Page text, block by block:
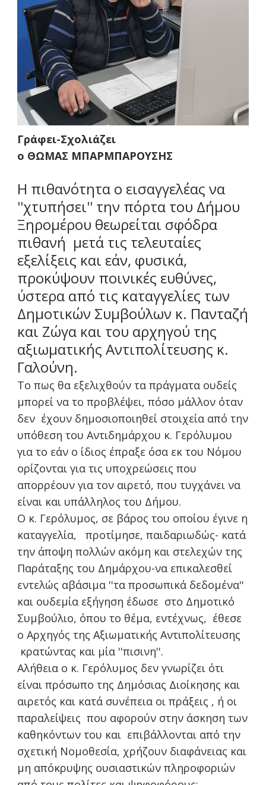
Γράφει-Σχολιάζει
ο ΘΩΜΑΣ ΜΠΑΡΜΠΑΡΟΥΣΗΣ
Η πιθανότητα ο εισαγγελέας να
''χτυπήσει'' την πόρτα του Δήμου
Ξηρομέρου θεωρείται σφόδρα
πιθανή μετά τις τελευταίες
εξελίξεις και εάν, φυσικά,
προκύψουν ποινικές ευθύνες,
ύστερα από τις καταγγελίες των
Δημοτικών Συμβούλων κ. Πανταζή
και Ζώγα και του αρχηγού της
αξιωματικής Αντιπολίτευσης κ.
Γαλούνη.
Το πως θα εξελιχθούν τα πράγματα ουδείς
μπορεί να το προβλέψει, πόσο μάλλον όταν
δεν έχουν δημοσιοποιηθεί στοιχεία από την
υπόθεση του Αντιδημάρχου κ. Γερόλυμου
για το εάν ο ίδιος έπραξε όσα εκ του Νόμου
ορίζονται για τις υποχρεώσεις που
απορρέουν για τον αιρετό, που τυγχάνει να
είναι και υπάλληλος του Δήμου.
Ο κ. Γερόλυμος, σε βάρος του οποίου έγινε η
καταγγελία, προτίμησε, παιδαριωδώς- κατά
την άποψη πολλών ακόμη και στελεχών της
Παράταξης του Δημάρχου-να επικαλεσθεί
εντελώς αβάσιμα ''τα προσωπικά δεδομένα''
και ουδεμία εξήγηση έδωσε στο Δημοτικό
Συμβούλιο, όπου το θέμα, εντέχνως, έθεσε
ο Αρχηγός της Αξιωματικής Αντιπολίτευσης
κρατώντας και μία ''πισινη''.
Αλήθεια ο κ. Γερόλυμος δεν γνωρίζει ότι
είναι πρόσωπο της Δημόσιας Διοίκησης και
αιρετός και κατά συνέπεια οι πράξεις , ή οι
παραλείψεις που αφορούν στην άσκηση των
καθηκόντων του και επιβάλλονται από την
σχετική Νομοθεσία, χρήζουν διαφάνειας και
μη απόκρυψης ουσιαστικών πληροφοριών